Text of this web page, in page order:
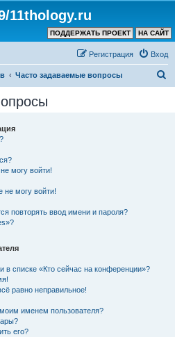
11thology.ru
НА САЙТ
ПОДДЕРЖАТЬ ПРОЕКТ
Вход
Регистрация
Часто задаваемые вопросы
могу войти!
не могу войти!
повторять ввод имени и пароля?
в списке «Кто сейчас на конференции»?
равно неправильное!
именем пользователя?
его?